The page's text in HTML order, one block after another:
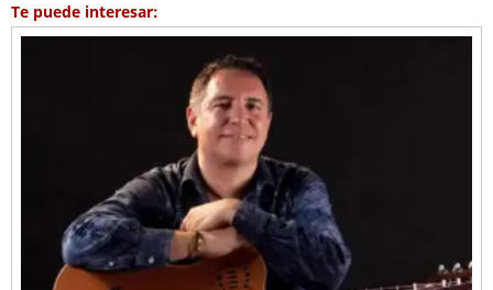
Te puede interesar: